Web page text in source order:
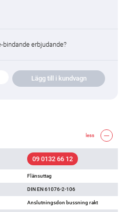
bindande erbjudande?
Lägg till i kundvagn
less
09 0132 66 12
Flänsuttag
DIN EN 61076-2-106
Anslutningsdon bussning rakt